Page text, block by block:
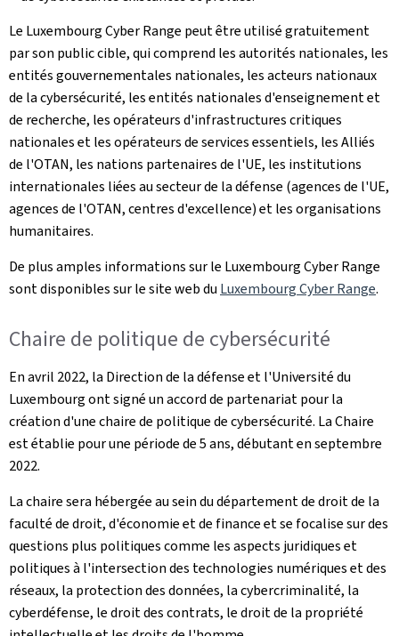
Le Luxembourg Cyber Range peut être utilisé gratuitement
par son public cible, qui comprend les autorités nationales, les
entités gouvernementales nationales, les acteurs nationaux
de la cybersécurité, les entités nationales d'enseignement et
de recherche, les opérateurs d'infrastructures critiques
nationales et les opérateurs de services essentiels, les Alliés
de l'OTAN, les nations partenaires de l'UE, les institutions
internationales liées au secteur de la défense (agences de l'UE,
agences de l'OTAN, centres d'excellence) et les organisations
humanitaires.
De plus amples informations sur le Luxembourg Cyber Range
sont disponibles sur le site web du Luxembourg Cyber Range.
Chaire de politique de cybersécurité
En avril 2022, la Direction de la défense et l'Université du
Luxembourg ont signé un accord de partenariat pour la
création d'une chaire de politique de cybersécurité. La Chaire
est établie pour une période de 5 ans, débutant en septembre
2022.
La chaire sera hébergée au sein du département de droit de la
faculté de droit, d'économie et de finance et se focalise sur des
questions plus politiques comme les aspects juridiques et
politiques à l'intersection des technologies numériques et des
réseaux, la protection des données, la cybercriminalité, la
cyberdéfense, le droit des contrats, le droit de la propriété